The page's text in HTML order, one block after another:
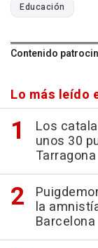
Educación
Contenido
Lo más leído
Los
unos 30
Tarragona
la
Barcelona